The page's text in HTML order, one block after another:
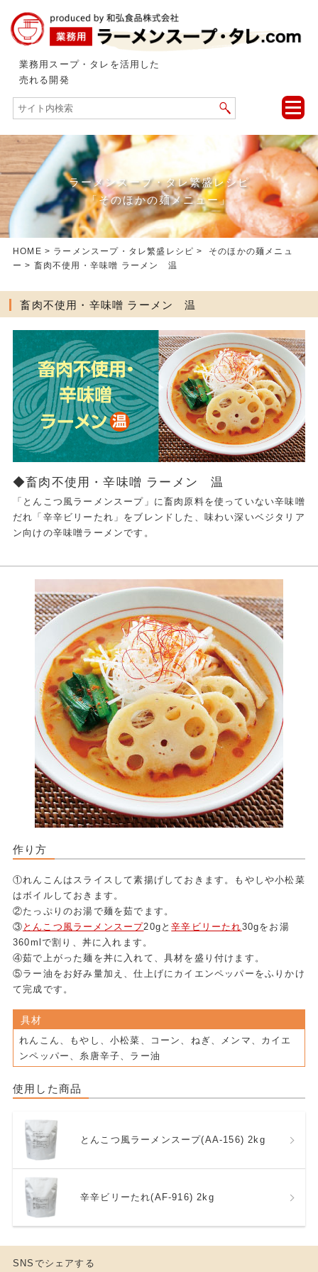
業務用スープ・タレを活用した
売れる開発
toggle
ラーメンスープ・タレ繁盛レシピ
「そのほかの麺メニュー」
HOME > ラーメンスープ・タレ繁盛レシピ > そのほかの麺メニュ
ー > 畜肉不使用・辛味噌 ラーメン 温
畜肉不使用・辛味噌 ラーメン 温
◆畜肉不使用・辛味噌 ラーメン 温
「とんこつ風ラーメンスープ」に畜肉原料を使っていない辛味噌
だれ「辛辛ビリーたれ」をブレンドした、味わい深いベジタリア
ン向けの辛味噌ラーメンです。
作り方
①れんこんはスライスして素揚げしておきます。もやしや小松菜
はボイルしておきます。
②たっぷりのお湯で麺を茹でます。
③ とんこつ風ラーメンスープ20gと辛辛ビリーたれ30gをお湯
360mlで割り、丼に入れます。
④茹で上がった麺を丼に入れて、具材を盛り付けます。
⑤ラー油をお好み量加え、仕上げにカイエンペッパーをふりかけ
て完成です。
具材
れんこん、もやし、小松菜、コーン、ねぎ、メンマ、カイエ
ンペッパー、糸唐辛子、ラー油
使用した商品
とんこつ風ラーメンスープ(AA-156) 2kg
辛辛ビリーたれ(AF-916) 2kg
SNSでシェアする